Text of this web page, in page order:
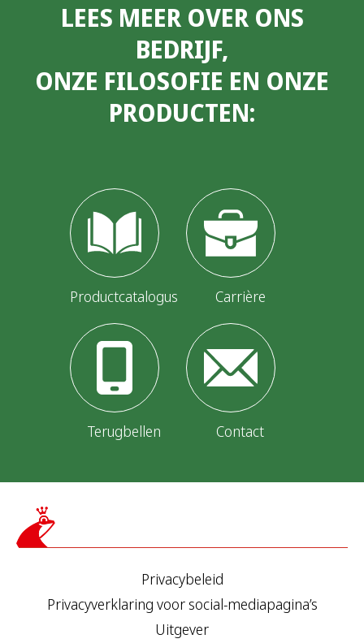
LEES MEER OVER ONS
BEDRIJF,
ONZE FILOSOFIE EN ONZE
PRODUCTEN:
Productcatalogus Carrière
Terugbellen Contact
Privacybeleid
Privacyverklaring voor social-mediapagina’s
Uitgever